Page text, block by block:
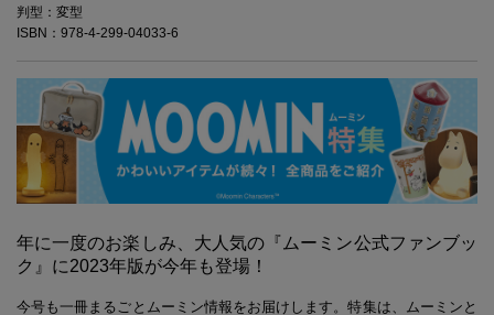
判型：変型
ISBN：978-4-299-04033-6
年に一度のお楽しみ、大人気の『ムーミン公式ファンブッ
ク』に2023年版が今年も登場！
今号も一冊まるごとムーミン情報をお届けします。特集は、ムーミンと